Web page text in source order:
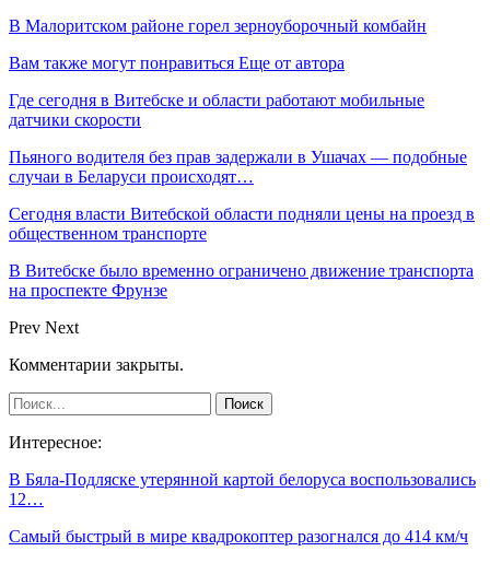
В Малоритском районе горел зерноуборочный комбайн
Вам также могут понравиться Еще от автора
Где сегодня в Витебске и области работают мобильные
датчики скорости
Пьяного водителя без прав задержали в Ушачах — подобные
случаи в Беларуси происходят…
Сегодня власти Витебской области подняли цены на проезд в
общественном транспорте
В Витебске было временно ограничено движение транспорта
на проспекте Фрунзе
Prev Next
Комментарии закрыты.
Интересное:
В Бяла-Подляске утерянной картой белоруса воспользовались
12…
Самый быстрый в мире квадрокоптер разогнался до 414 км/ч